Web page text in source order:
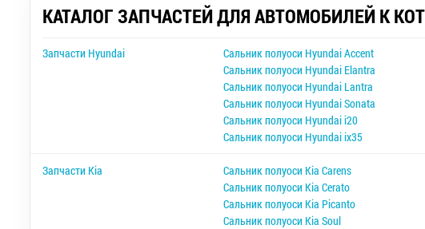
КАТАЛОГ ЗАПЧАСТЕЙ ДЛЯ АВТОМОБИЛЕЙ К
Запчасти Hyundai Сальник полуоси Hyundai Accent
Сальник полуоси Hyundai Elantra
Сальник полуоси Hyundai Lantra
Сальник полуоси Hyundai Sonata
Сальник полуоси Hyundai i20
Сальник полуоси Hyundai ix35
Запчасти Kia Сальник полуоси Kia Carens
Сальник полуоси Kia Cerato
Сальник полуоси Kia Picanto
Сальник полуоси Kia Soul